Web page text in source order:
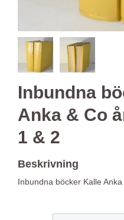
Inbundna
Anka & Co
1 & 2
Beskrivning
Inbundna böcker Kalle